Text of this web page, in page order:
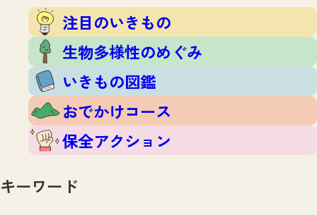
注目のいきもの
生物多様性のめぐみ
いきもの図鑑
おでかけコース
保全アクション
いきもの調査隊
調査レポート
調査レポートTOP
調査結果
ふくおかいきものマップ
マッチング
マッチングTOP
掲載申し込みフォーム
お問合せ
注目のいきもの
生物多様性のめぐみ
いきもの図鑑
おでかけコース
保全アクション
キーワード